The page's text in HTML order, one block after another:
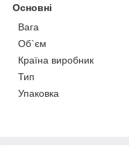
Основні
Вага
Об`єм
Країна виробник
Тип
Упаковка